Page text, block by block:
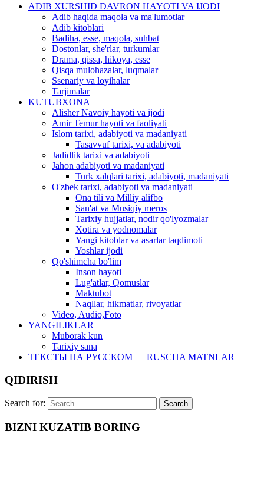
ADIB XURSHID DAVRON HAYOTI VA IJODI
Adib haqida maqola va ma'lumotlar
Adib kitoblari
Badiha, esse, maqola, suhbat
Dostonlar, she'rlar, turkumlar
Drama, qissa, hikoya, esse
Qisqa mulohazalar, luqmalar
Ssenariy va loyihalar
Tarjimalar
KUTUBXONA
Alisher Navoiy hayoti va ijodi
Amir Temur hayoti va faoliyati
Islom tarixi, adabiyoti va madaniyati
Tasavvuf tarixi, va adabiyoti
Jadidlik tarixi va adabiyoti
Jahon adabiyoti va madaniyati
Turk xalqlari tarixi, adabiyoti, madaniyati
O'zbek tarixi, adabiyoti va madaniyati
Ona tili va Milliy alifbo
San'at va Musiqiy meros
Tarixiy hujjatlar, nodir qo'lyozmalar
Xotira va yodnomalar
Yangi kitoblar va asarlar taqdimoti
Yoshlar ijodi
Qo'shimcha bo'lim
Inson hayoti
Lug'atlar, Qomuslar
Maktubot
Naqllar, hikmatlar, rivoyatlar
Video, Audio,Foto
YANGILIKLAR
Muborak kun
Tarixiy sana
ТЕКСТЫ НА РУССКОМ — RUSCHA MATNLAR
QIDIRISH
Search for:
BIZNI KUZATIB BORING